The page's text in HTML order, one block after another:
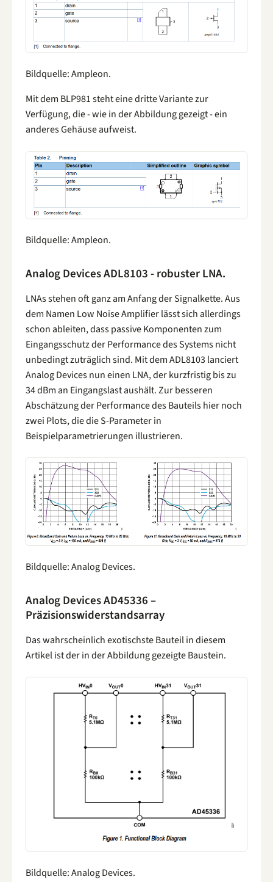
Bildquelle: Ampleon.
Mit dem BLP981 steht eine dritte Variante zur
Verfügung, die - wie in der Abbildung gezeigt - ein
anderes Gehäuse aufweist.
Bildquelle: Ampleon.
Analog Devices ADL8103 - robuster LNA.
LNAs stehen oft ganz am Anfang der Signalkette. Aus
dem Namen Low Noise Amplifier lässt sich allerdings
schon ableiten, dass passive Komponenten zum
Eingangsschutz der Performance des Systems nicht
unbedingt zuträglich sind. Mit dem ADL8103 lanciert
Analog Devices nun einen LNA, der kurzfristig bis zu
34 dBm an Eingangslast aushält. Zur besseren
Abschätzung der Performance des Bauteils hier noch
zwei Plots, die die S-Parameter in
Beispielparametrierungen illustrieren.
Bildquelle: Analog Devices.
Analog Devices AD45336 –
Präzisionswiderstandsarray
Das wahrscheinlich exotischste Bauteil in diesem
Artikel ist der in der Abbildung gezeigte Baustein.
Bildquelle: Analog Devices.